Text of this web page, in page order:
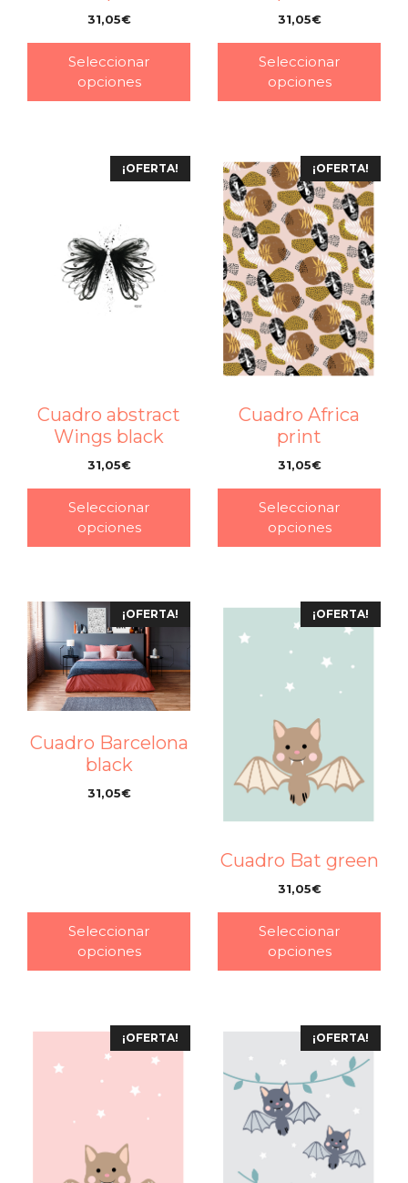
31,05€
Seleccionar
opciones
31,05€
Seleccionar
opciones
¡OFERTA!
Cuadro abstract
Wings black
31,05€
Seleccionar
opciones
¡OFERTA!
Cuadro Africa
print
31,05€
Seleccionar
opciones
¡OFERTA!
Cuadro Barcelona
black
31,05€
Seleccionar
opciones
¡OFERTA!
Cuadro Bat green
31,05€
Seleccionar
opciones
¡OFERTA! ¡OFERTA!